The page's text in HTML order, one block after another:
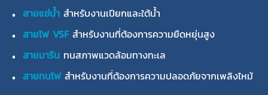
สายแช่น้ำ สำหรับงานเปียกและใต้น้ำ
สายไฟ VSF สำหรับงานที่ต้องการความยืดหยุ่นสูง
สายมารีน ทนสภาพแวดล้อมทางทะเล
สายทนไฟ สำหรับงานที่ต้องการความปลอดภัยจากเพลิงไหม้